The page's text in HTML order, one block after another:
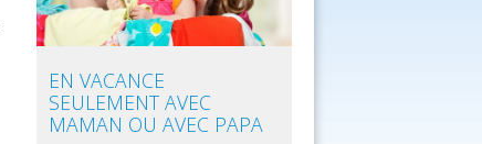
EN VACANCE
SEULEMENT AVEC
MAMAN OU AVEC PAPA